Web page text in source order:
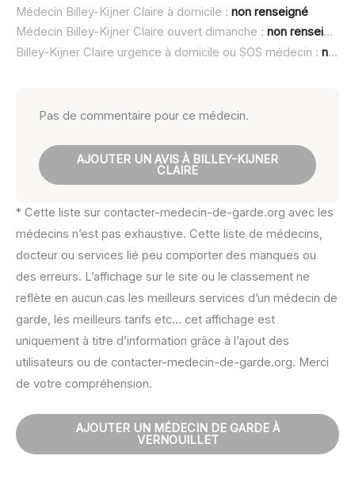
Médecin Billey-Kijner Claire à domicile : non renseigné
Médecin Billey-Kijner Claire ouvert dimanche : non renseigné
Billey-Kijner Claire urgence à domicile ou SOS médecin : non renseigné
Pas de commentaire pour ce médecin.
AJOUTER UN AVIS À BILLEY-KIJNER
CLAIRE
* Cette liste sur contacter-medecin-de-garde.org avec les
médecins n’est pas exhaustive. Cette liste de médecins,
docteur ou services lié peu comporter des manques ou
des erreurs. L’affichage sur le site ou le classement ne
reflète en aucun cas les meilleurs services d’un médecin de
garde, les meilleurs tarifs etc… cet affichage est
uniquement à titre d’information grâce à l’ajout des
utilisateurs ou de contacter-medecin-de-garde.org. Merci
de votre compréhension.
AJOUTER UN MÉDECIN DE GARDE À
VERNOUILLET